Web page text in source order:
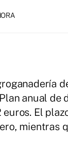
anual de
euros. El
mientras